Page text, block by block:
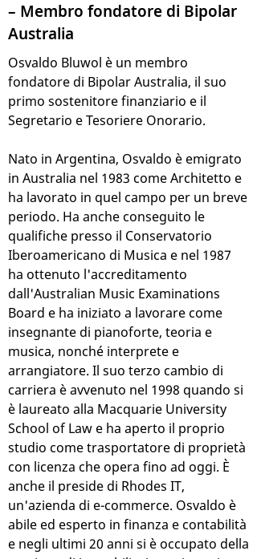
– Membro fondatore di Bipolar
Australia
Osvaldo Bluwol è un membro
fondatore di Bipolar Australia, il suo
primo sostenitore finanziario e il
Segretario e Tesoriere Onorario.
Nato in Argentina, Osvaldo è emigrato
in Australia nel 1983 come Architetto e
ha lavorato in quel campo per un breve
periodo. Ha anche conseguito le
qualifiche presso il Conservatorio
Iberoamericano di Musica e nel 1987
ha ottenuto l'accreditamento
dall'Australian Music Examinations
Board e ha iniziato a lavorare come
insegnante di pianoforte, teoria e
musica, nonché interprete e
arrangiatore. Il suo terzo cambio di
carriera è avvenuto nel 1998 quando si
è laureato alla Macquarie University
School of Law e ha aperto il proprio
studio come trasportatore di proprietà
con licenza che opera fino ad oggi. È
anche il preside di Rhodes IT,
un'azienda di e-commerce. Osvaldo è
abile ed esperto in finanza e contabilità
e negli ultimi 20 anni si è occupato della